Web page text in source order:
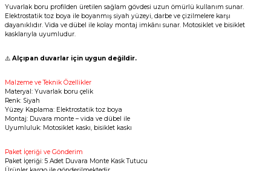
Yuvarlak boru profilden üretilen sağlam gövdesi uzun ömürlü kullanım sunar.
Elektrostatik toz boya ile boyanmış siyah yüzeyi, darbe ve çizilmelere karşı
dayanıklıdır. Vida ve dübel ile kolay montaj imkânı sunar. Motosiklet ve bisiklet
kasklarıyla uyumludur.
⚠️ Alçıpan duvarlar için uygun değildir.
Malzeme ve Teknik Özellikler
Materyal: Yuvarlak boru çelik
Renk: Siyah
Yüzey Kaplama: Elektrostatik toz boya
Montaj: Duvara monte – vida ve dübel ile
Uyumluluk: Motosiklet kaskı, bisiklet kaskı
Paket İçeriği ve Gönderim
Paket İçeriği: 5 Adet Duvara Monte Kask Tutucu